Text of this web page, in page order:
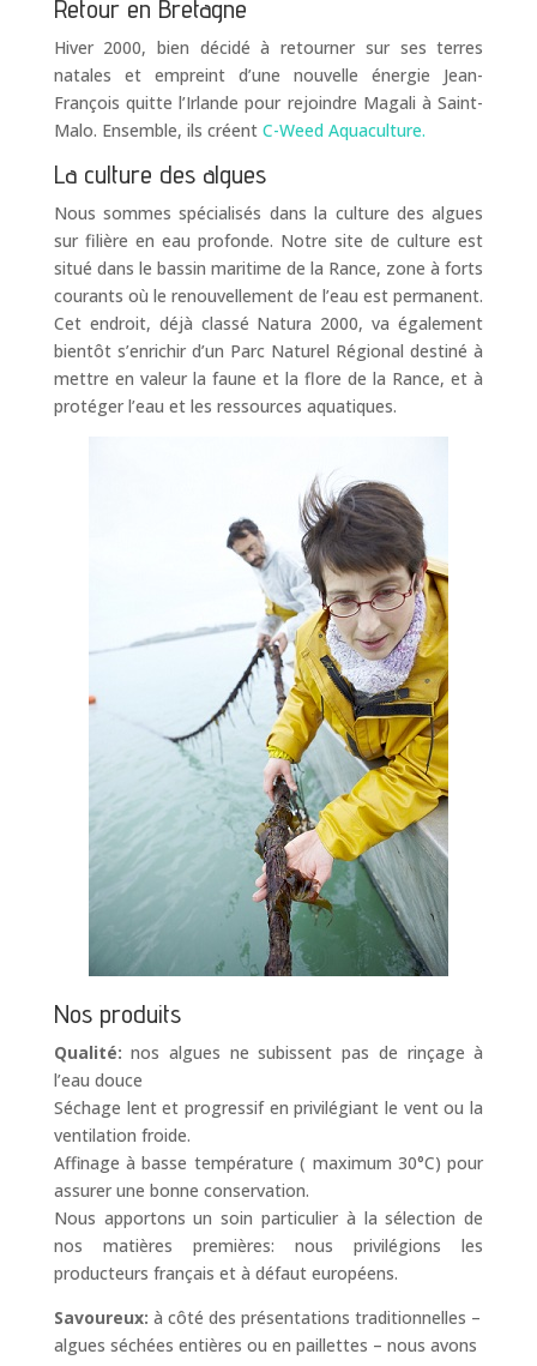
Retour en Bretagne
Hiver 2000, bien décidé à retourner sur ses terres
natales et empreint d’une nouvelle énergie Jean-
François quitte l’Irlande pour rejoindre Magali à Saint-
Malo. Ensemble, ils créent C-Weed Aquaculture.
La culture des algues
Nous sommes spécialisés dans la culture des algues
sur filière en eau profonde. Notre site de culture est
situé dans le bassin maritime de la Rance, zone à forts
courants où le renouvellement de l’eau est permanent.
Cet endroit, déjà classé Natura 2000, va également
bientôt s’enrichir d’un Parc Naturel Régional destiné à
mettre en valeur la faune et la flore de la Rance, et à
protéger l’eau et les ressources aquatiques.
Nos produits
Qualité: nos algues ne subissent pas de rinçage à
l’eau douce
Séchage lent et progressif en privilégiant le vent ou la
ventilation froide.
Affinage à basse température ( maximum 30°C) pour
assurer une bonne conservation.
Nous apportons un soin particulier à la sélection de
nos matières premières: nous privilégions les
producteurs français et à défaut européens.
Savoureux: à côté des présentations traditionnelles –
algues séchées entières ou en paillettes – nous avons